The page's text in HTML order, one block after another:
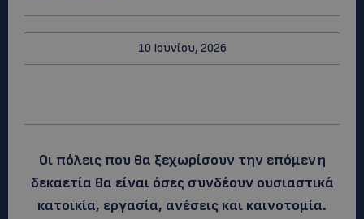
10 Ιουνίου, 2026
Οι πόλεις που θα ξεχωρίσουν την επόμενη
δεκαετία θα είναι όσες συνδέουν ουσιαστικά
κατοικία, εργασία, ανέσεις και καινοτομία.